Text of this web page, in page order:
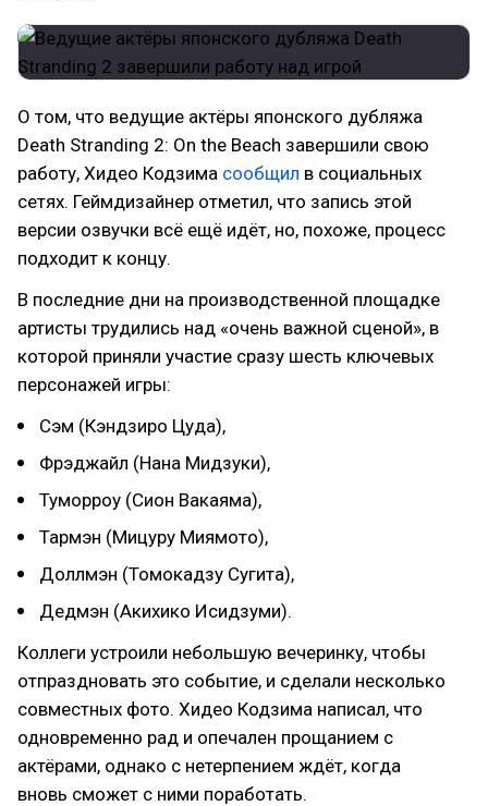
О том, что ведущие актёры японского дубляжа
Death Stranding 2: On the Beach завершили свою
работу, Хидео Кодзима сообщил в социальных
сетях. Геймдизайнер отметил, что запись этой
версии озвучки всё ещё идёт, но, похоже, процесс
подходит к концу.
В последние дни на производственной площадке
артисты трудились над «очень важной сценой», в
которой приняли участие сразу шесть ключевых
персонажей игры:
Сэм (Кэндзиро Цуда),
Фрэджайл (Нана Мидзуки),
Туморроу (Сион Вакаяма),
Тармэн (Мицуру Миямото),
Доллмэн (Томокадзу Сугита),
Дедмэн (Акихико Исидзуми).
Коллеги устроили небольшую вечеринку, чтобы
отпраздновать это событие, и сделали несколько
совместных фото. Хидео Кодзима написал, что
одновременно рад и опечален прощанием с
актёрами, однако с нетерпением ждёт, когда
вновь сможет с ними поработать.